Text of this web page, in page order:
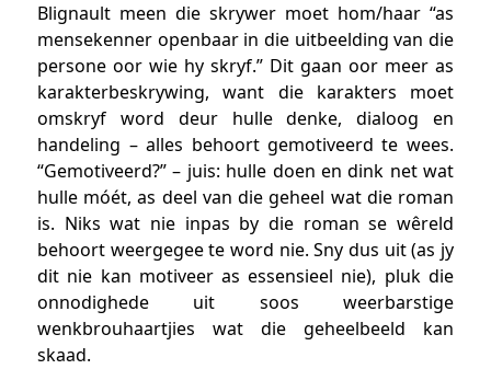
Blignault meen die skrywer moet hom/haar “as
mensekenner openbaar in die uitbeelding van die
persone oor wie hy skryf.” Dit gaan oor meer as
karakterbeskrywing, want die karakters moet
omskryf word deur hulle denke, dialoog en
handeling – alles behoort gemotiveerd te wees.
“Gemotiveerd?” – juis: hulle doen en dink net wat
hulle móét, as deel van die geheel wat die roman
is. Niks wat nie inpas by die roman se wêreld
behoort weergegee te word nie. Sny dus uit (as jy
dit nie kan motiveer as essensieel nie), pluk die
onnodighede uit soos weerbarstige
wenkbrouhaartjies wat die geheelbeeld kan
skaad.